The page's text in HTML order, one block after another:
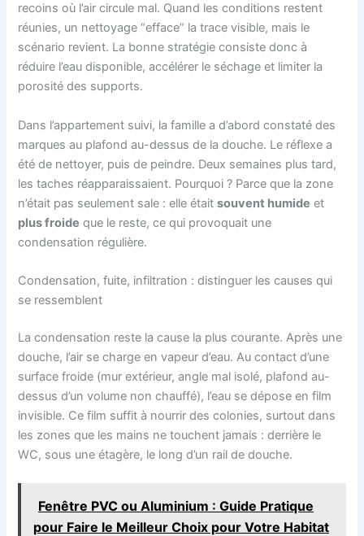
recoins où l’air circule mal. Quand les conditions restent
réunies, un nettoyage “efface” la trace visible, mais le
scénario revient. La bonne stratégie consiste donc à
réduire l’eau disponible, accélérer le séchage et limiter la
porosité des supports.
Dans l’appartement suivi, la famille a d’abord constaté des
marques au plafond au-dessus de la douche. Le réflexe a
été de nettoyer, puis de peindre. Deux semaines plus tard,
les taches réapparaissaient. Pourquoi ? Parce que la zone
n’était pas seulement sale : elle étaitsouvent humide et
plus froide que le reste, ce qui provoquait une
condensation régulière.
Condensation, fuite, infiltration : distinguer les causes qui
se ressemblent
La condensation reste la cause la plus courante. Après une
douche, l’air se charge en vapeur d’eau. Au contact d’une
surface froide (mur extérieur, angle mal isolé, plafond au-
dessus d’un volume non chauffé), l’eau se dépose en film
invisible. Ce film suffit à nourrir des colonies, surtout dans
les zones que les mains ne touchent jamais : derrière le
WC, sous une étagère, le long d’un rail de douche.
Fenêtre PVC ou Aluminium : Guide Pratique
pour Faire le Meilleur Choix pour Votre Habitat